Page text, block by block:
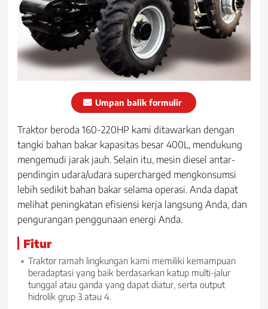
Umpan balik formulir
Traktor beroda 160-220HP kami ditawarkan dengan
tangki bahan bakar kapasitas besar 400L, mendukung
mengemudi jarak jauh. Selain itu, mesin diesel antar-
pendingin udara/udara supercharged mengkonsumsi
lebih sedikit bahan bakar selama operasi. Anda dapat
melihat peningkatan efisiensi kerja langsung Anda, dan
pengurangan penggunaan energi Anda.
Fitur
Traktor ramah lingkungan kami memiliki kemampuan
beradaptasi yang baik berdasarkan katup multi-jalur
tunggal atau ganda yang dapat diatur, serta output
hidrolik grup 3 atau 4.